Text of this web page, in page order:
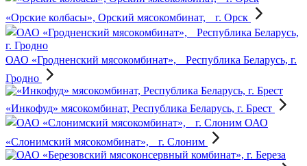
«Орские колбасы», Орский мясокомбинат, г. Орск
ОАО «Гродненский мясокомбинат», Республика Беларусь, г.
Гродно
«Инкофуд» мясокомбинат, Республика Беларусь, г. Брест
ОАО
«Слонимский мясокомбинат», г. Слоним